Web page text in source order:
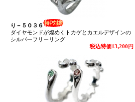
り－５０３６
ダイヤモンドが煌めくトカゲとカエルデザインの
シルバーフリーリング
税込特価13,200円